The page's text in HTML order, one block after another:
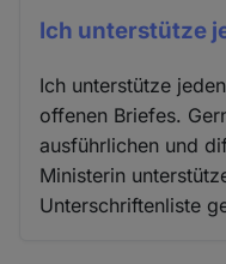
Ich unterstütze
Ich unterstütze
offenen Briefes.
ausführlichen und
Ministerin
Unterschriftenliste